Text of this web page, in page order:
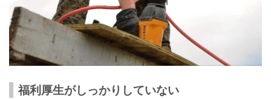
福利厚生がしっかりしていない